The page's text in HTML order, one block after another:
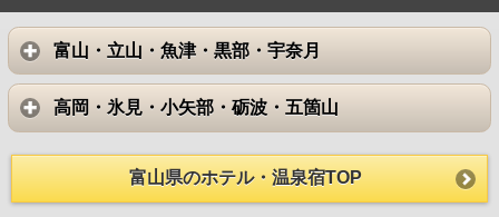
富山・立山・魚津・黒部・宇奈月
高岡・氷見・小矢部・砺波・五箇山
富山県のホテル・温泉宿TOP